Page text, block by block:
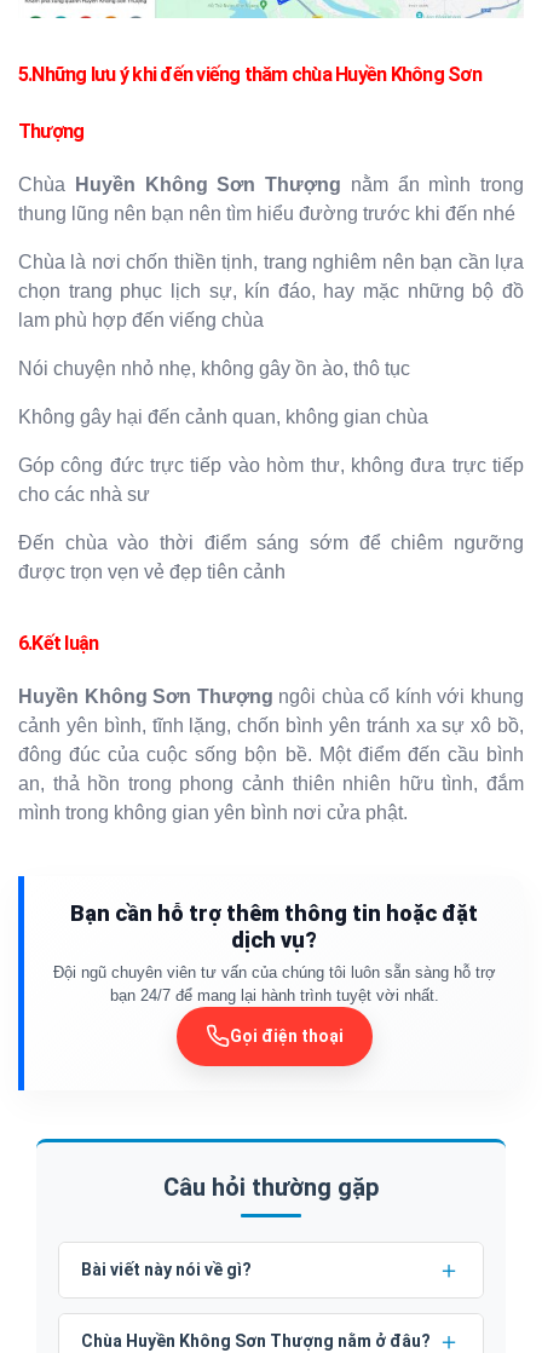
5.Những lưu ý khi đến viếng thăm chùaHuyền Không Sơn
Thượng
Chùa Huyền Không Sơn Thượng nằm ẩn mình trong
thung lũng nên bạn nên tìm hiểu đường trước khi đến nhé
Chùa là nơi chốn thiền tịnh, trang nghiêm nên bạn cần lựa
chọn trang phục lịch sự, kín đáo, hay mặc những bộ đồ
lam phù hợp đến viếng chùa
Nói chuyện nhỏ nhẹ, không gây ồn ào, thô tục
Không gây hại đến cảnh quan, không gian chùa
Góp công đức trực tiếp vào hòm thư, không đưa trực tiếp
cho các nhà sư
Đến chùa vào thời điểm sáng sớm để chiêm ngưỡng
được trọn vẹn vẻ đẹp tiên cảnh
6.Kết luận
Huyền Không Sơn Thượng ngôi chùa cổ kính với khung
cảnh yên bình, tĩnh lặng, chốn bình yên tránh xa sự xô bồ,
đông đúc của cuộc sống bộn bề. Một điểm đến cầu bình
an, thả hồn trong phong cảnh thiên nhiên hữu tình, đắm
mình trong không gian yên bình nơi cửa phật.
Bạn cần hỗ trợ thêm thông tin hoặc đặt
dịch vụ?
Đội ngũ chuyên viên tư vấn của chúng tôi luôn sẵn sàng hỗ trợ
bạn 24/7 để mang lại hành trình tuyệt vời nhất.
Gọi điện thoại
Câu hỏi thường gặp
Bài viết này nói về gì?
Chùa Huyền Không Sơn Thượng nằm ở đâu?